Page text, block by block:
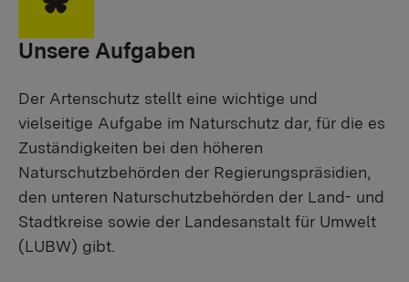
Unsere Aufgaben
Der Artenschutz stellt eine wichtige und
vielseitige Aufgabe im Naturschutz dar, für die es
Zuständigkeiten bei den höheren
Naturschutzbehörden der Regierungspräsidien,
den unteren Naturschutzbehörden der Land- und
Stadtkreise sowie der Landesanstalt für Umwelt
(LUBW) gibt.